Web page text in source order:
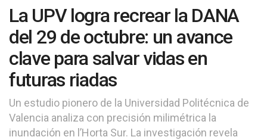
La UPV logra recrear la DANA
del 29 de octubre: un avance
clave para salvar vidas en
futuras riadas
Un estudio pionero de la Universidad Politécnica de
Valencia analiza con precisión milimétrica la
inundación en l’Horta Sur. La investigación revela